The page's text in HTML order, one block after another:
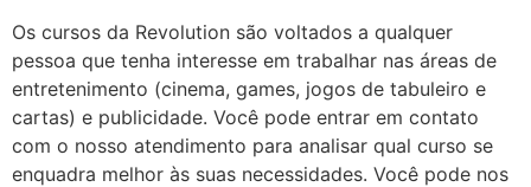
Os cursos da Revolution são voltados a qualquer
pessoa que tenha interesse em trabalhar nas áreas de
entretenimento (cinema, games, jogos de tabuleiro e
cartas) e publicidade. Você pode entrar em contato
com o nosso atendimento para analisar qual curso se
enquadra melhor às suas necessidades. Você pode nos